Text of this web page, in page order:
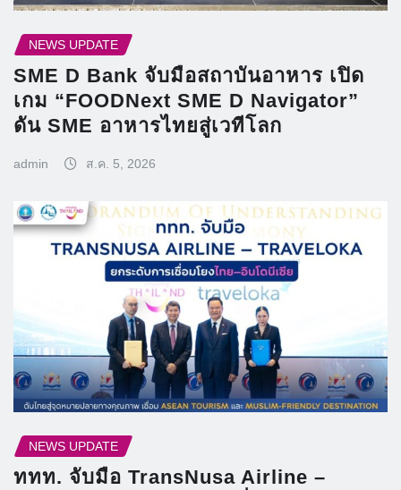
NEWS UPDATE
SME D Bank จับมือสถาบันอาหาร เปิด
เกม “FOODNext SME D Navigator”
ดัน SME อาหารไทยสู่เวทีโลก
admin ส.ค. 5, 2026
NEWS UPDATE
ททท. จับมือ TransNusa Airline –